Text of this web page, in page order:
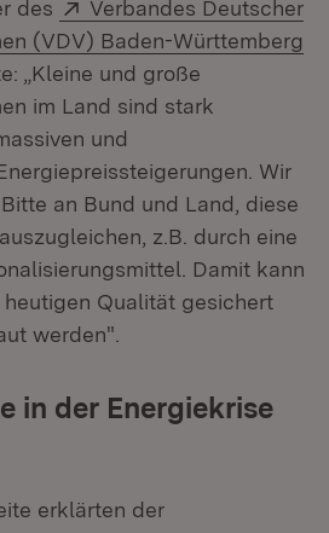
des
Verbandes Deutscher
(VDV) Baden-Württemberg
„Kleine und große
im Land sind stark
und
Wir
an Bund und Land, diese
z.B. durch eine
Damit kann
heutigen Qualität gesichert
werden".
in der Energiekrise
erklärten der